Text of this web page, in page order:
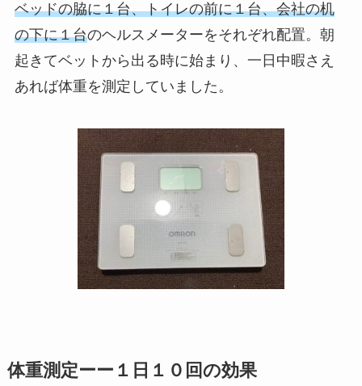
ベッドの脇に１台、トイレの前に１台、会社の机
の下に１台のヘルスメーターをそれぞれ配置。朝
起きてベットから出る時に始まり、一日中暇さえ
あれば体重を測定していました。
体重測定ーー１日１０回の効果